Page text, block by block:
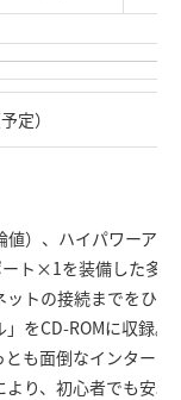
定）
）、ハイパワーア
ト×1を装備した多
トの接続までをひ
をCD-ROMに収録。
も面倒なインター
り、初心者でも安